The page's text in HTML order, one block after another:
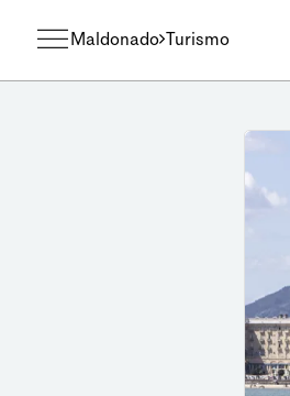
Maldonado Turismo